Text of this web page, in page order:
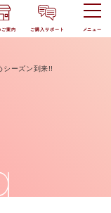
ご案内 ご購入サポート メニュー
シーズン到来!!